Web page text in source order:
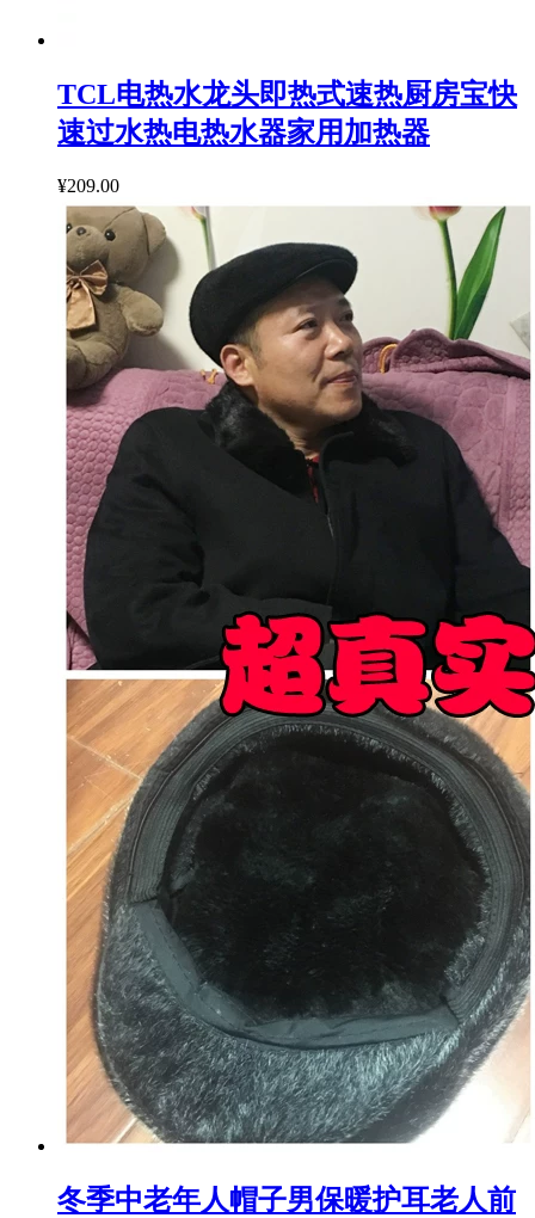
TCL电热水龙头即热式速热厨房宝快
速过水热电热水器家用加热器
¥209.00
冬季中老年人帽子男保暖护耳老人前